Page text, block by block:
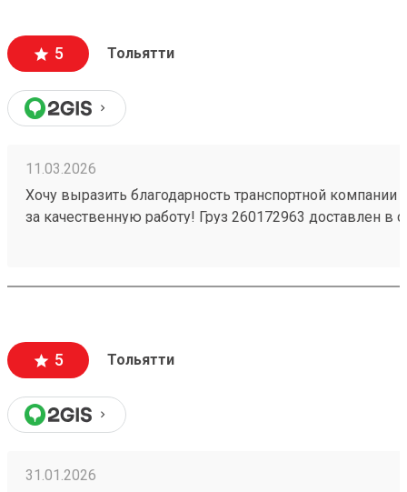
5 Тольятти
11.03.2026
Хочу выразить благодарность транспортной компании
за качественную работу! Груз 260172963 доставлен в
5 Тольятти
31.01.2026